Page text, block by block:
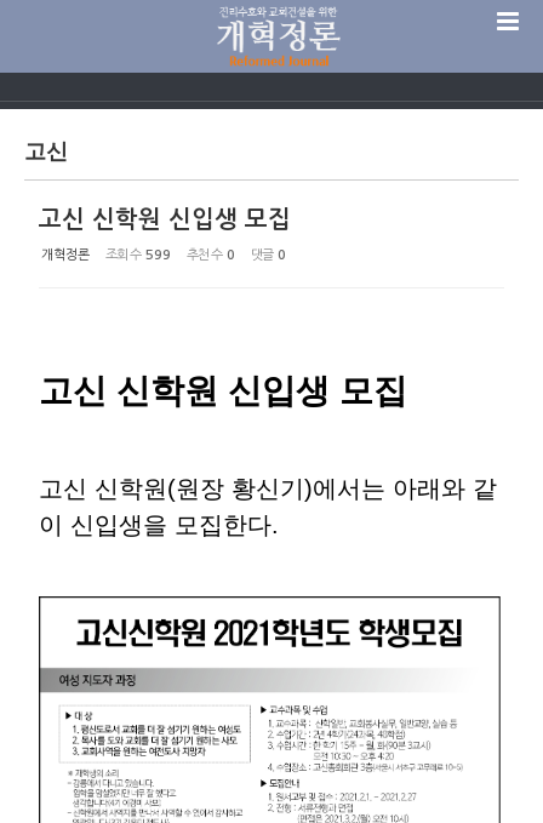
고신
고신 신학원 신입생 모집
개혁정론 조회 수 599 추천 수 0 댓글 0
고신 신학원 신입생 모집
고신 신학원(원장 황신기)에서는 아래와 같
이 신입생을 모집한다.
Sketchbook5, 스케치북5
Sketchbook5, 스케치북5